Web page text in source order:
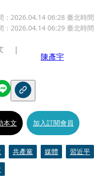
： 2026.04.14 06:28 臺北時間
： 2026.04.14 06:29 臺北時間
陳彥宇
本文 加入訂閱會員
共產黨 媒體 習近平